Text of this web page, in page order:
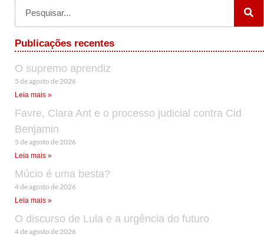
Publicações recentes
O supremo aprendiz
5 de agosto de 2026
Leia mais »
Favre, Clara Ant e o processo judicial contra Cid
Benjamin
5 de agosto de 2026
Leia mais »
Múcio é uma besta?
4 de agosto de 2026
Leia mais »
O discurso de Lula e a urgência do futuro
4 de agosto de 2026